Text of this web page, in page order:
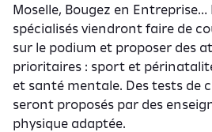
Moselle, Bougez en
spécialisés viendront faire de
sur le podium et proposer des
prioritaires : sport et
et santé mentale. Des tests de
seront proposés par des
physique adaptée.